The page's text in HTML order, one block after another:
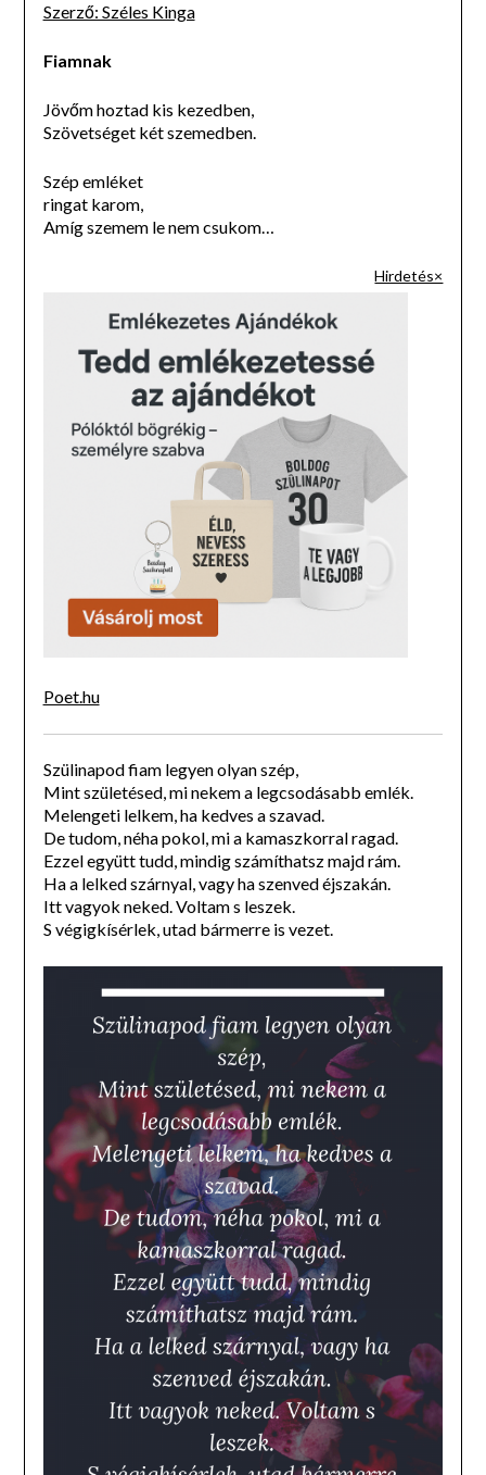
Szerző: Széles Kinga
Fiamnak
Jövőm hoztad kis kezedben,
Szövetséget két szemedben.
Szép emléket
ringat karom,
Amíg szemem le nem csukom…
Poet.hu
Szülinapod fiam legyen olyan szép,
Mint születésed, mi nekem a legcsodásabb emlék.
Melengeti lelkem, ha kedves a szavad.
De tudom, néha pokol, mi a kamaszkorral ragad.
Ezzel együtt tudd, mindig számíthatsz majd rám.
Ha a lelked szárnyal, vagy ha szenved éjszakán.
Itt vagyok neked. Voltam s leszek.
S végigkísérlek, utad bármerre is vezet.